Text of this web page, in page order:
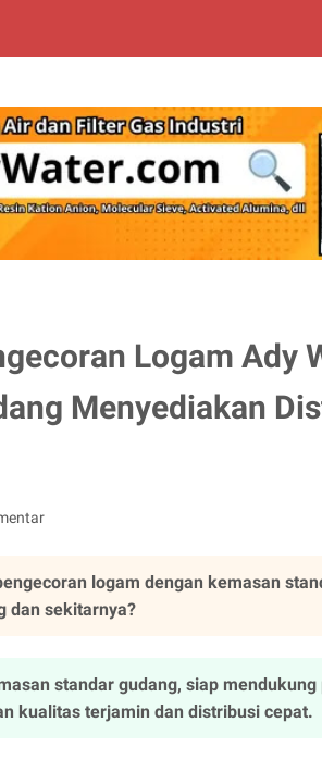
Logam Ady
Menyediakan
logam dengan kemasan
dan sekitarnya?
standar gudang, siap mendukung
kualitas terjamin dan distribusi cepat.